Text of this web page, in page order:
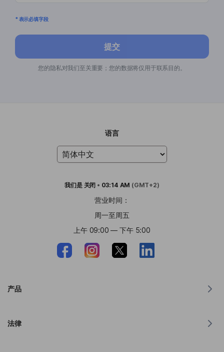
* 表示必填字段
提交
您的隐私对我们至关重要；您的数据将仅用于联系目的。
语言
我们是 关闭 • 03:14 AM (GMT+2)
营业时间：
周一至周五
上午 09:00 — 下午 5:00
产品
法律